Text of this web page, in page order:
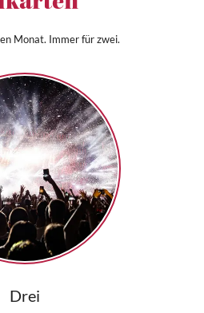
Monat. Immer für zwei.
Drei